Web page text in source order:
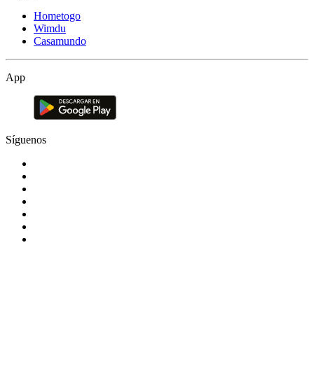
Hometogo
Wimdu
Casamundo
App
Síguenos